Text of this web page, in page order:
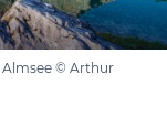
Almsee © Arthur